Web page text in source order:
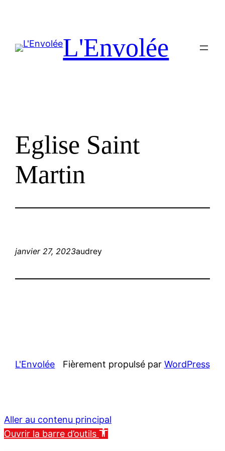
contenu
L'Envolée
Eglise Saint
Martin
janvier 27, 2023audrey
L'Envolée Fièrement propulsé par WordPress
Aller au contenu principal
Ouvrir la barre d’outils